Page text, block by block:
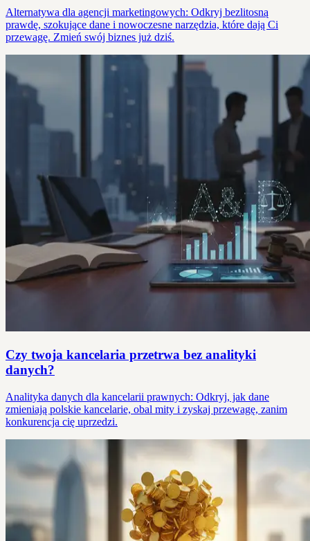
Alternatywa dla agencji marketingowych: Odkryj bezlitosną
prawdę, szokujące dane i nowoczesne narzędzia, które dają Ci
przewagę. Zmień swój biznes już dziś.
Czy twoja kancelaria przetrwa bez analityki
danych?
Analityka danych dla kancelarii prawnych: Odkryj, jak dane
zmieniają polskie kancelarie, obal mity i zyskaj przewagę, zanim
konkurencja cię uprzedzi.